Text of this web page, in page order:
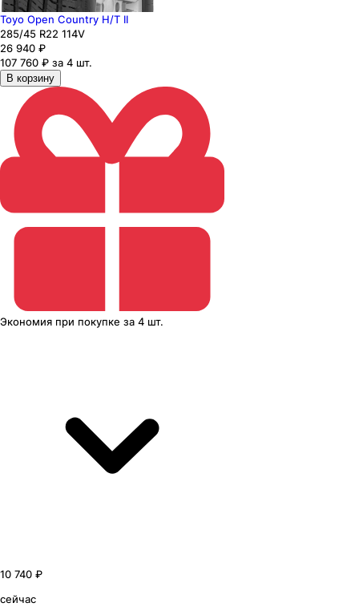
Toyo Open Country H/T II
285/45 R22 114V
26 940 ₽
107 760 ₽ за 4 шт.
В корзину
Экономия при покупке за 4 шт.
10 740 ₽
сейчас